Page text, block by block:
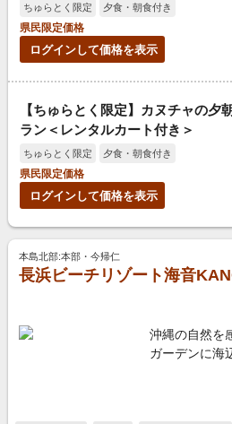
ちゅらとく限定
夕食・朝食付き
県民限定価格
ログインして価格を表示
【ちゅらとく限定】カヌチャの夕
ラン＜レンタルカート付き＞
ちゅらとく限定
夕食・朝食付き
県民限定価格
ログインして価格を表示
本島北部:本部・今帰仁
長浜ビーチリゾート海音
沖縄の自然を
ガーデンに海